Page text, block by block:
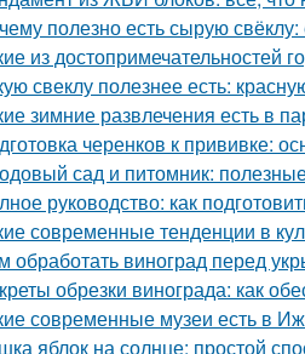
полезно есть сырую
из достопримечательностей
свеклу полезнее есть:
зимние развлечения есть в
черенков к прививке:
сад и питомник:
руководство: как
современные тенденции в
обработать виноград перед
обрезки винограда: как
современные музеи есть в
яблок на солнце: простой